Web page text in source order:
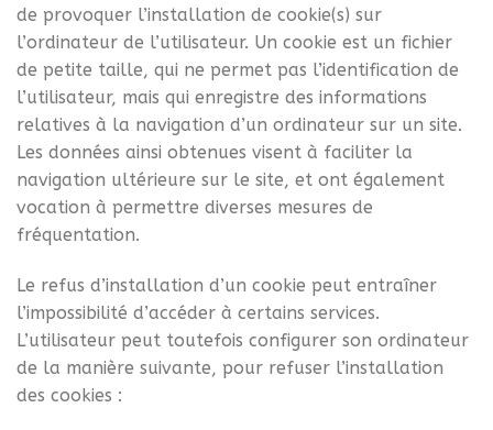
de provoquer l’installation de cookie(s) sur
l’ordinateur de l’utilisateur. Un cookie est un fichier
de petite taille, qui ne permet pas l’identification de
l’utilisateur, mais qui enregistre des informations
relatives à la navigation d’un ordinateur sur un site.
Les données ainsi obtenues visent à faciliter la
navigation ultérieure sur le site, et ont également
vocation à permettre diverses mesures de
fréquentation.
Le refus d’installation d’un cookie peut entraîner
l’impossibilité d’accéder à certains services.
L’utilisateur peut toutefois configurer son ordinateur
de la manière suivante, pour refuser l’installation
des cookies :